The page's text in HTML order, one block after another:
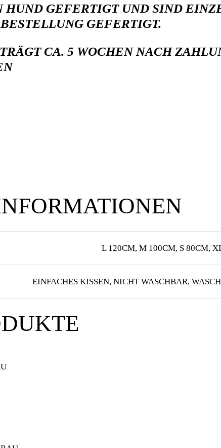
GEFERTIGT UND SIND
GEFERTIGT.
CA. 5 WOCHEN NACH
L 120CM, M 100CM, S 80CM,
EINFACHES KISSEN, NICHT WASCHBAR,